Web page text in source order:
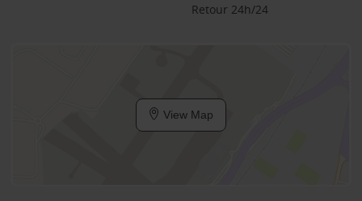
Retour 24h/24
View Map